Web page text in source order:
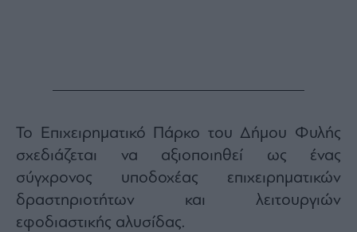
Το Επιχειρηματικό Πάρκο του Δήμου Φυλής
σχεδιάζεται να αξιοποιηθεί ως ένας
σύγχρονος υποδοχέας επιχειρηματικών
δραστηριοτήτων και λειτουργιών
εφοδιαστικής αλυσίδας.